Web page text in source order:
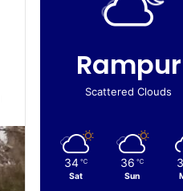
Rampur
Scattered Clouds
34 ℃
Sat
36 ℃
Sun